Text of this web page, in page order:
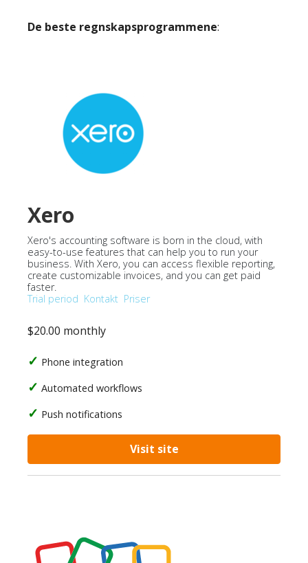
De beste regnskapsprogrammene:
Xero
Xero's accounting software is born in the cloud, with
easy-to-use features that can help you to run your
business. With Xero, you can access flexible reporting,
create customizable invoices, and you can get paid
faster.
Trial period Kontakt Priser
$20.00 monthly
Phone integration
Automated workflows
Push notifications
Visit site